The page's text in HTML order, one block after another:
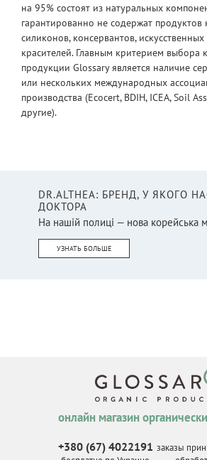
на 95% состоят из натуральных
гарантированно не содержат продуктов
силиконов, консервантов,
красителей. Главным критерием выбора
продукции Glossary является наличие
или нескольких международных
производства (Ecocert, BDIH, ICEA, Soil
другие).
DR.ALTHEA: БРЕНД, У ЯКОГО
ДОКТОРА
На нашій полиці — нова корейська
УЗНАТЬ БОЛЬШЕ
онлайн магазин
+380 (67) 4022191 заказы